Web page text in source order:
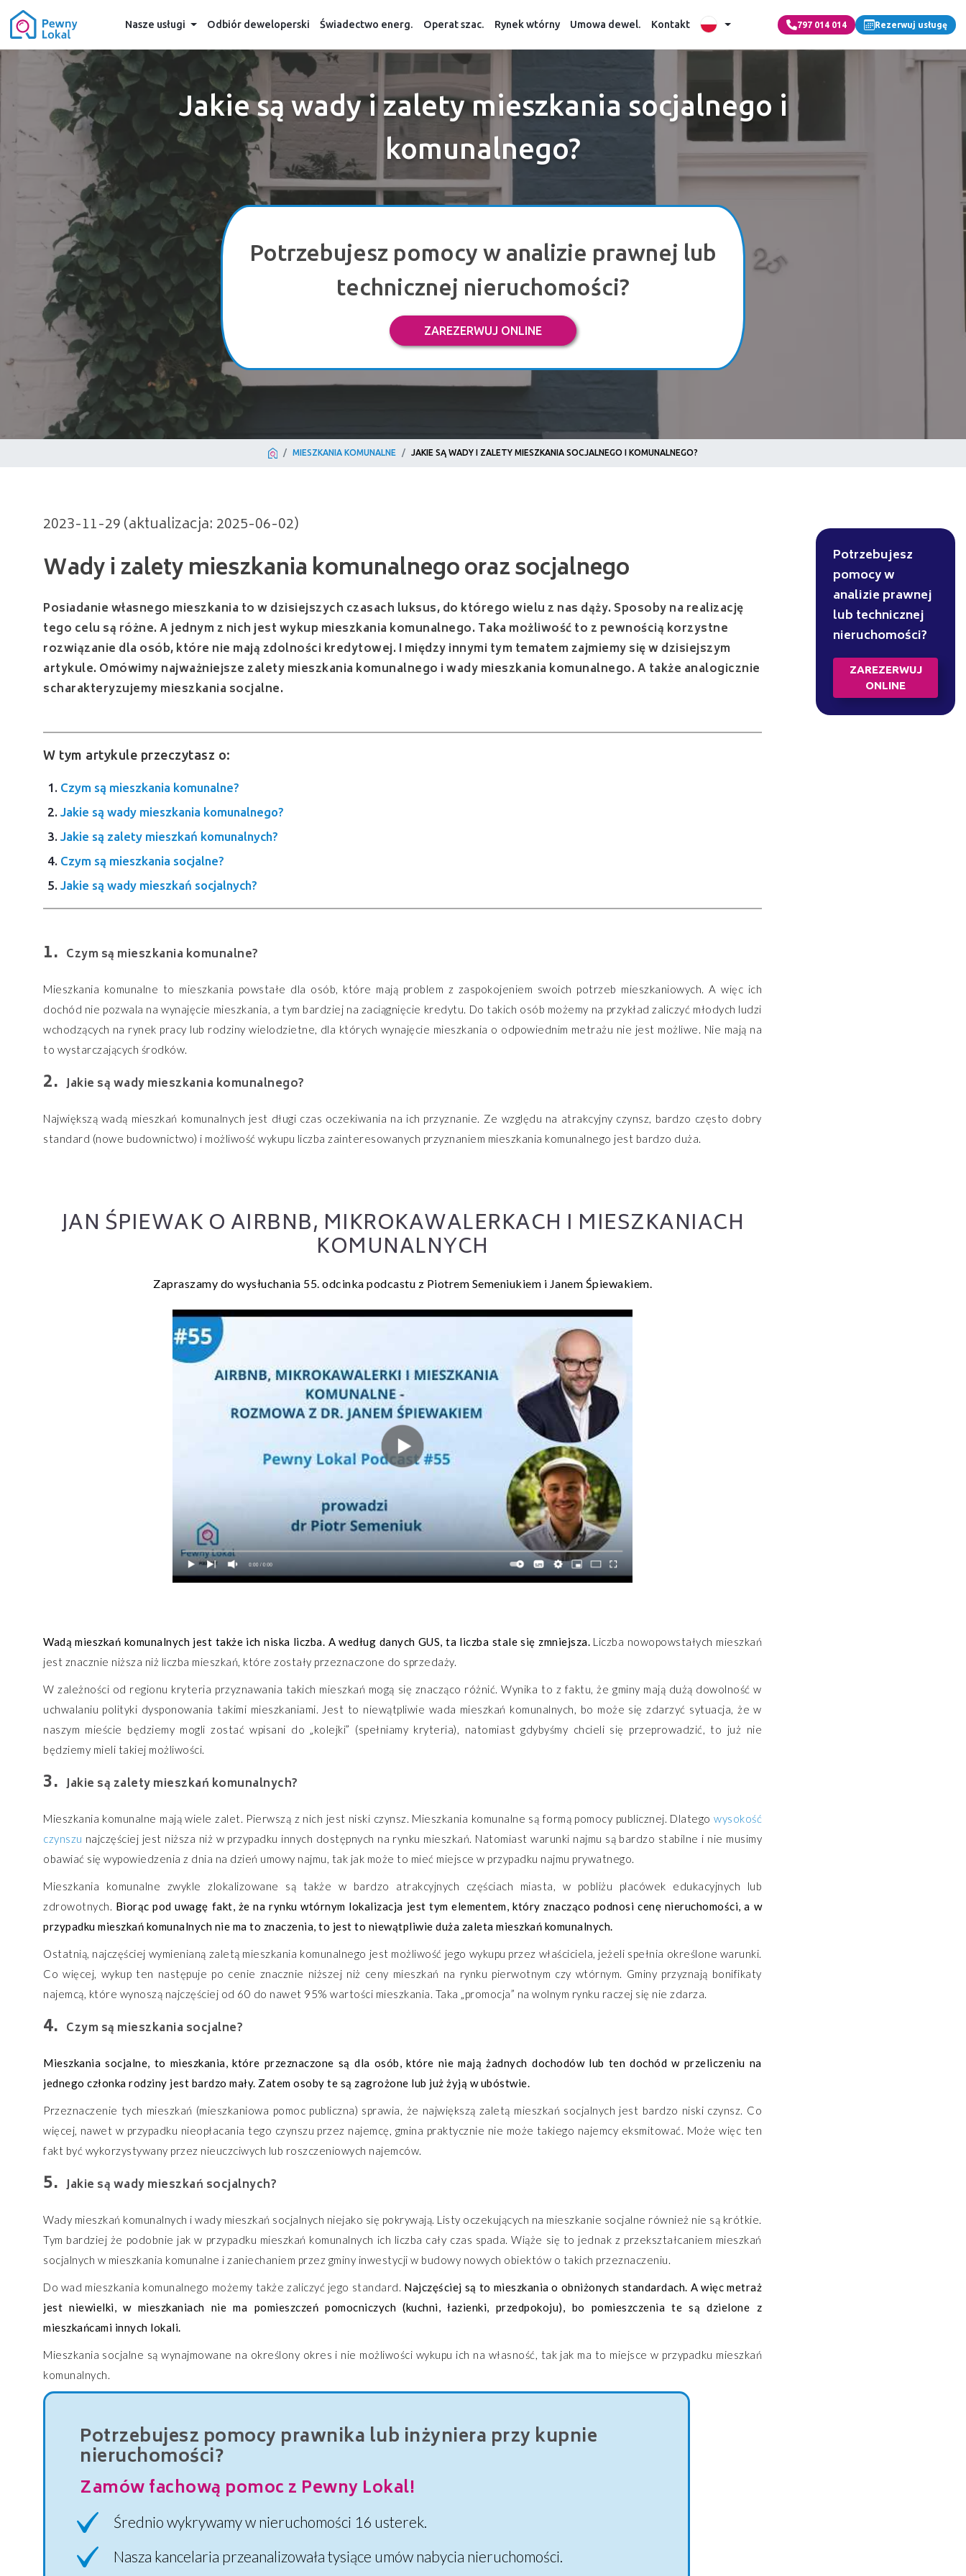
Nasze usługi Odbiór deweloperski Świadectwo energ. Operat szac. Rynek wtórny Umowa dewel. Kontakt 797 014 014 Rezerwuj usługę
Jakie są wady i zalety mieszkania socjalnego i
komunalnego?
Potrzebujesz pomocy w analizie prawnej lub
technicznej nieruchomości?
ZAREZERWUJ ONLINE
MIESZKANIA KOMUNALNE JAKIE SĄ WADY I ZALETY MIESZKANIA SOCJALNEGO I KOMUNALNEGO?
2023-11-29 (aktualizacja: 2025-06-02)
Wady i zalety mieszkania komunalnego oraz socjalnego
Posiadanie własnego mieszkania to w dzisiejszych czasach luksus, do którego wielu z nas dąży. Sposoby na realizację
tego celu są różne. A jednym z nich jest wykup mieszkania komunalnego. Taka możliwość to z pewnością korzystne
rozwiązanie dla osób, które nie mają zdolności kredytowej. I między innymi tym tematem zajmiemy się w dzisiejszym
artykule. Omówimy najważniejsze zalety mieszkania komunalnego i wady mieszkania komunalnego. A także analogicznie
scharakteryzujemy mieszkania socjalne.
W tym artykule przeczytasz o:
Czym są mieszkania komunalne?
Jakie są wady mieszkania komunalnego?
Jakie są zalety mieszkań komunalnych?
Czym są mieszkania socjalne?
Jakie są wady mieszkań socjalnych?
Czym są mieszkania komunalne?
Mieszkania komunalne to mieszkania powstałe dla osób, które mają problem z zaspokojeniem swoich potrzeb mieszkaniowych. A więc ich
dochód nie pozwala na wynajęcie mieszkania, a tym bardziej na zaciągnięcie kredytu. Do takich osób możemy na przykład zaliczyć młodych ludzi
wchodzących na rynek pracy lub rodziny wielodzietne, dla których wynajęcie mieszkania o odpowiednim metrażu nie jest możliwe. Nie mają na
to wystarczających środków.
Jakie są wady mieszkania komunalnego?
Największą wadą mieszkań komunalnych jest długi czas oczekiwania na ich przyznanie. Ze względu na atrakcyjny czynsz, bardzo często dobry
standard (nowe budownictwo) i możliwość wykupu liczba zainteresowanych przyznaniem mieszkania komunalnego jest bardzo duża.
JAN ŚPIEWAK O AIRBNB, MIKROKAWALERKACH I MIESZKANIACH
KOMUNALNYCH
Zapraszamy do wysłuchania 55. odcinka podcastu z Piotrem Semeniukiem i Janem Śpiewakiem.
Wadą mieszkań komunalnych jest także ich niska liczba. A według danych GUS, ta liczba stale się zmniejsza. Liczba nowopowstałych mieszkań
jest znacznie niższa niż liczba mieszkań, które zostały przeznaczone do sprzedaży.
W zależności od regionu kryteria przyznawania takich mieszkań mogą się znacząco różnić. Wynika to z faktu, że gminy mają dużą dowolność w
uchwalaniu polityki dysponowania takimi mieszkaniami. Jest to niewątpliwie wada mieszkań komunalnych, bo może się zdarzyć sytuacja, że w
naszym mieście będziemy mogli zostać wpisani do „kolejki” (spełniamy kryteria), natomiast gdybyśmy chcieli się przeprowadzić, to już nie
będziemy mieli takiej możliwości.
Jakie są zalety mieszkań komunalnych?
Mieszkania komunalne mają wiele zalet. Pierwszą z nich jest niski czynsz. Mieszkania komunalne są formą pomocy publicznej. Dlatego wysokość
czynszu najczęściej jest niższa niż w przypadku innych dostępnych na rynku mieszkań. Natomiast warunki najmu są bardzo stabilne i nie musimy
obawiać się wypowiedzenia z dnia na dzień umowy najmu, tak jak może to mieć miejsce w przypadku najmu prywatnego.
Mieszkania komunalne zwykle zlokalizowane są także w bardzo atrakcyjnych częściach miasta, w pobliżu placówek edukacyjnych lub
zdrowotnych. Biorąc pod uwagę fakt, że na rynku wtórnym lokalizacja jest tym elementem, który znacząco podnosi cenę nieruchomości, a w
przypadku mieszkań komunalnych nie ma to znaczenia, to jest to niewątpliwie duża zaleta mieszkań komunalnych.
Ostatnią, najczęściej wymienianą zaletą mieszkania komunalnego jest możliwość jego wykupu przez właściciela, jeżeli spełnia określone warunki.
Co więcej, wykup ten następuje po cenie znacznie niższej niż ceny mieszkań na rynku pierwotnym czy wtórnym. Gminy przyznają bonifikaty
najemcą, które wynoszą najczęściej od 60 do nawet 95% wartości mieszkania. Taka „promocja” na wolnym rynku raczej się nie zdarza.
Czym są mieszkania socjalne?
Mieszkania socjalne, to mieszkania, które przeznaczone są dla osób, które nie mają żadnych dochodów lub ten dochód w przeliczeniu na
jednego członka rodziny jest bardzo mały. Zatem osoby te są zagrożone lub już żyją w ubóstwie.
Przeznaczenie tych mieszkań (mieszkaniowa pomoc publiczna) sprawia, że największą zaletą mieszkań socjalnych jest bardzo niski czynsz. Co
więcej, nawet w przypadku nieopłacania tego czynszu przez najemcę, gmina praktycznie nie może takiego najemcy eksmitować. Może więc ten
fakt być wykorzystywany przez nieuczciwych lub roszczeniowych najemców.
Jakie są wady mieszkań socjalnych?
Wady mieszkań komunalnych i wady mieszkań socjalnych niejako się pokrywają. Listy oczekujących na mieszkanie socjalne również nie są krótkie.
Tym bardziej że podobnie jak w przypadku mieszkań komunalnych ich liczba cały czas spada. Wiąże się to jednak z przekształcaniem mieszkań
socjalnych w mieszkania komunalne i zaniechaniem przez gminy inwestycji w budowy nowych obiektów o takich przeznaczeniu.
Do wad mieszkania komunalnego możemy także zaliczyć jego standard. Najczęściej są to mieszkania o obniżonych standardach. A więc metraż
jest niewielki, w mieszkaniach nie ma pomieszczeń pomocniczych (kuchni, łazienki, przedpokoju), bo pomieszczenia te są dzielone z
mieszkańcami innych lokali.
Mieszkania socjalne są wynajmowane na określony okres i nie możliwości wykupu ich na własność, tak jak ma to miejsce w przypadku mieszkań
komunalnych.
Potrzebujesz pomocy prawnika lub inżyniera przy kupnie
nieruchomości?
Zamów fachową pomoc z Pewny Lokal!
Średnio wykrywamy w nieruchomości 16 usterek.
Nasza kancelaria przeanalizowała tysiące umów nabycia nieruchomości.
Potrzebujesz
pomocy w
analizie prawnej
lub technicznej
nieruchomości?
ZAREZERWUJ
ONLINE